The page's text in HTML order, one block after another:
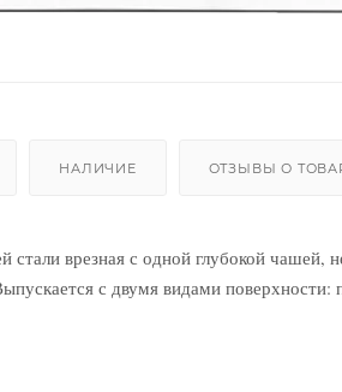
НАЛИЧИЕ ОТЗЫВЫ О
стали врезная с одной глубокой
с двумя видами поверхности: